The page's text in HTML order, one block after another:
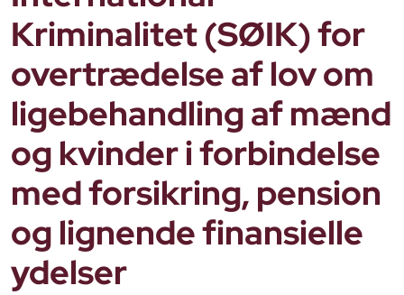
Kriminalitet (SØIK) for
overtrædelse af lov om
ligebehandling af mænd
og kvinder i forbindelse
med forsikring, pension
og lignende finansielle
ydelser